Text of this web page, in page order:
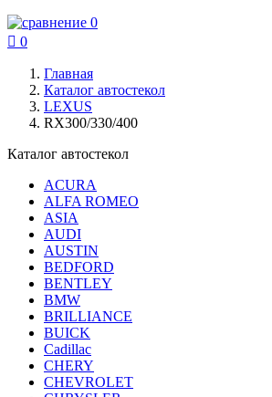
0
 0
Главная
Каталог автостекол
LEXUS
RX300/330/400
Каталог автостекол
ACURA
ALFA ROMEO
ASIA
AUDI
AUSTIN
BEDFORD
BENTLEY
BMW
BRILLIANCE
BUICK
Cadillac
CHERY
CHEVROLET